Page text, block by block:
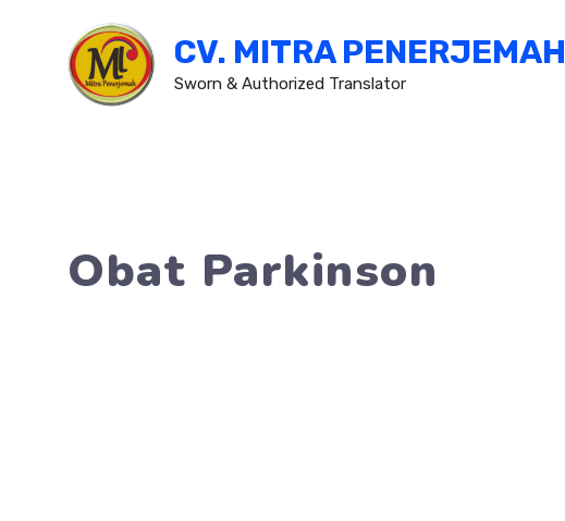
content
CV. MITRA PENERJEMAH
Sworn & Authorized Translator
Obat Parkinson